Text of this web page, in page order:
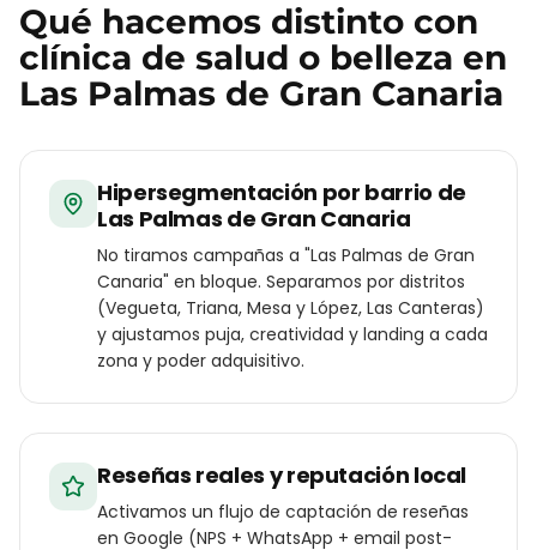
Qué hacemos distinto con
clínica de salud o belleza en
Las Palmas de Gran Canaria
Hipersegmentación por barrio de
Las Palmas de Gran Canaria
No tiramos campañas a "Las Palmas de Gran
Canaria" en bloque. Separamos por distritos
(Vegueta, Triana, Mesa y López, Las Canteras)
y ajustamos puja, creatividad y landing a cada
zona y poder adquisitivo.
Reseñas reales y reputación local
Activamos un flujo de captación de reseñas
en Google (NPS + WhatsApp + email post-